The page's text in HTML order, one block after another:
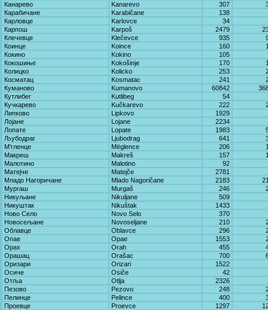
Канарево
Kanarevo 307
Карабичане
Karabičane
138
Карловце
Karlovce
34
Карпош
Karpoš 2479
Клечевце
Klečevce 935
Коинце
Koince 160
Кокино
Kokino
105
Кокошиње
Kokošinje 170
Колицко
Kolicko 253
Косматац
Kosmatac 241
Куманово
Kumanovo 60842
Кутлибег
Kutlibeg
54
Кучкарево
Kučkarevo 222
Липково
Lipkovo
1929
Лојане
Lojane
2234
Лопате
Lopate 1983
Љубодраг
Ljubodrag 641
М'гленце
Mëglence 206
Макреш
Makreš 157
Малотино
Malotino
92
Матејче
Matejče
2781
Младо Нагоричане
Mlado Nagoričane 2183
Мургаш
Murgaš 246
Никуљане
Nikuljane
509
Никуштак
Nikuštak
1433
Ново Село
Novo Selo
370
Новосељане
Novoseljane 210
Облавце
Oblavce 296
Опае
Opae 1553
Орах
Orah 455
Орашац
Orašac 700
Оризари
Orizari
1522
Осиче
Osiče
42
Отља
Otlja
2326
Пезово
Pezovo 248
Пелинце
Pelince 400
Проевце
Proevce 1297